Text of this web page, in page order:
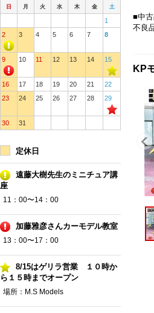
日 月 火 水 木 金 土
1
2
3 4 5 6 7 8
9 10 11 12 13 14 15
16 17 18 19 20 21
22
23
24 25 26 27 28 29
30 31
定休日
遠藤大樹先生のミニチュア講
座
11：00〜14：00
加藤雅彦さんカーモデル教室
13：00〜17：00
8/15はゲリラ営業 １０時か
ら１５時までオープン
場所：M.S Models
■中
不良
KP